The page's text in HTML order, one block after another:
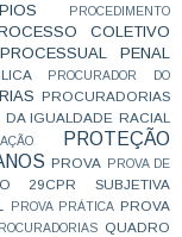
PROCEDIMENTO
COLETIVO
PROCESSUAL PENAL
PROCURADOR DO
PROCURADORIAS
IGUALDADE RACIAL
PROTEÇÃO
PROVA
PROVA DE
29CPR SUBJETIVA
PROVA PRÁTICA PROVA
QUADRO